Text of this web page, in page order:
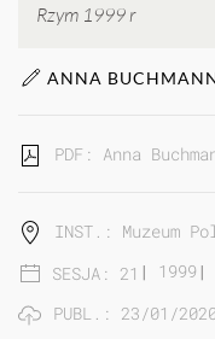
Rzym 1999 r
ANNA
PDF: Anna
INST.: Muzeum
SESJA: 21 | 1999 |
PUBL.: 23/01/